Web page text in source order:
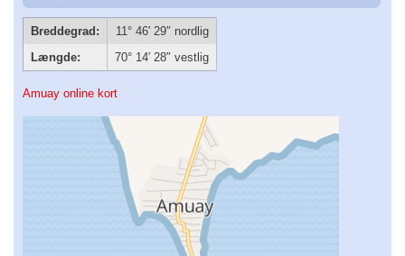
Breddegrad:
11° 46′ 29″ nordlig
Længde:
70° 14′ 28″ vestlig
Amuay online kort